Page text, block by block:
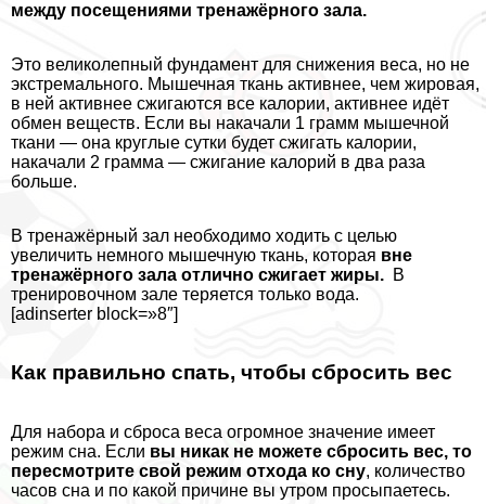
между посещениями тренажёрного зала.
Это великолепный фундамент для снижения веса, но не
экстремального. Мышечная ткань активнее, чем жировая,
в ней активнее сжигаются все калории, активнее идёт
обмен веществ. Если вы накачали 1 грамм мышечной
ткани — она круглые сутки будет сжигать калории,
накачали 2 грамма — сжигание калорий в два раза
больше.
В тренажёрный зал необходимо ходить с целью
увеличить немного мышечную ткань, которая вне
тренажёрного зала отлично сжигает жиры. В
тренировочном зале теряется только вода.
[adinserter block=»8″]
Как правильно спать, чтобы сбросить вес
Для набора и сброса веса огромное значение имеет
режим сна. Если вы никак не можете сбросить вес, то
пересмотрите свой режим отхода ко сну, количество
часов сна и по какой причине вы утром просыпаетесь.